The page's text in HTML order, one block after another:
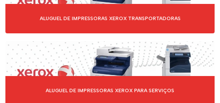
LOCAÇÃO DE IMPRESSORA XEROX
LOCAÇÃO DE NOTEBOOKS PARA EMPRESAS
LOCAÇÕES DE COPIADORAS
LOCAÇÕES DE IMPRESSORAS
ALUGUEL DE IMPRESSORAS XEROX TRANSPORTADORAS
ALUGUEL DE IMPRESSORAS XEROX PARA SERVIÇOS